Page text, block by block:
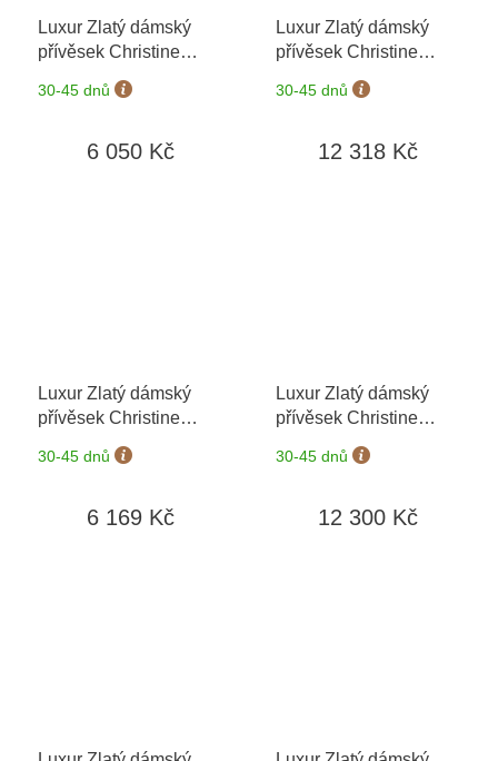
Luxur Zlatý dámský
přívěsek Christine
+ možnost
výměny do 90 dní
30-45 dnů
6 050 Kč
Luxur Zlatý dámský
přívěsek Christine
+ možnost
výměny do 90 dní
30-45 dnů
12 318 Kč
Luxur Zlatý dámský
přívěsek Christine
+ možnost
výměny do 90 dní
30-45 dnů
6 169 Kč
Luxur Zlatý dámský
přívěsek Christine
+ možnost
výměny do 90 dní
30-45 dnů
12 300 Kč